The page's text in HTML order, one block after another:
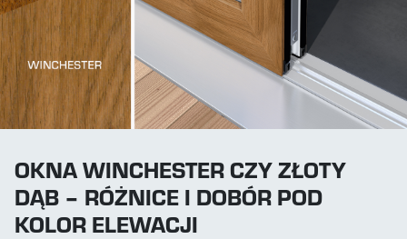
OKNA WINCHESTER CZY ZŁOTY
DĄB – RÓŻNICE I DOBÓR POD
KOLOR ELEWACJI